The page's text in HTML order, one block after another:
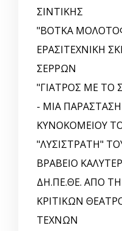
ΣΙΝΤΙΚΗΣ
"ΒΟΤΚΑ
ΕΡΑΣΙΤΕΧΝΙΚΗ
ΣΕΡΡΩΝ
"ΓΙΑΤΡΟΣ ΜΕ ΤΟ
- ΜΙΑ
ΚΥΝΟΚΟΜΕΙΟΥ
"ΛΥΣΙΣΤΡΑΤΗ"
ΒΡΑΒΕΙΟ
ΔΗ.ΠΕ.ΘΕ. ΑΠΟ
ΚΡΙΤΙΚΩΝ
ΤΕΧΝΩΝ